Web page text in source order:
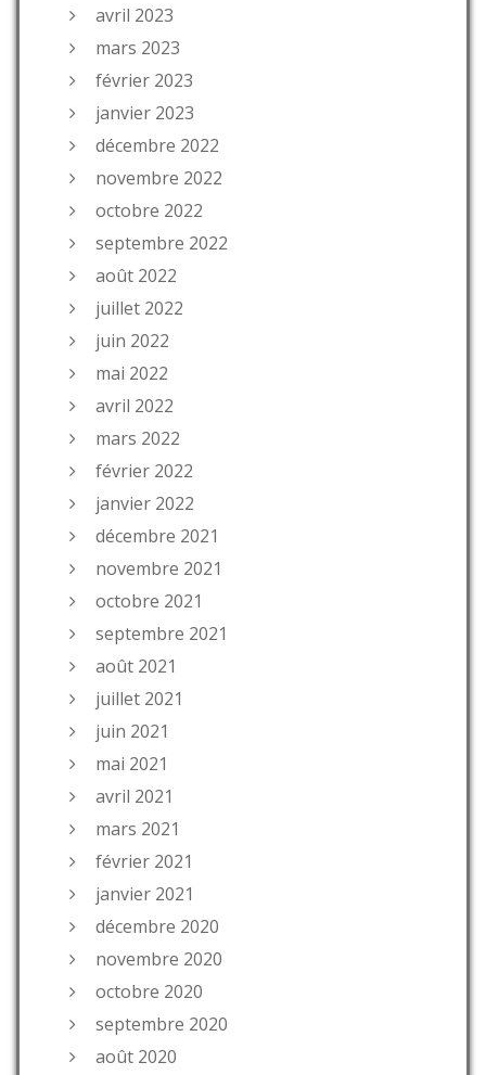
avril 2023
mars 2023
février 2023
janvier 2023
décembre 2022
novembre 2022
octobre 2022
septembre 2022
août 2022
juillet 2022
juin 2022
mai 2022
avril 2022
mars 2022
février 2022
janvier 2022
décembre 2021
novembre 2021
octobre 2021
septembre 2021
août 2021
juillet 2021
juin 2021
mai 2021
avril 2021
mars 2021
février 2021
janvier 2021
décembre 2020
novembre 2020
octobre 2020
septembre 2020
août 2020